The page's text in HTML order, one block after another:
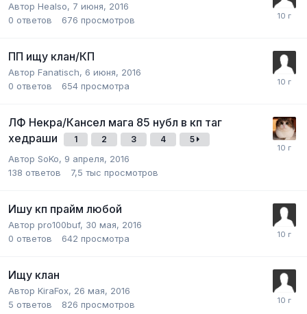
Автор Healso, 7 июня, 2016
0 ответов 676 просмотров
ПП ищу клан/КП
Автор Fanatisch, 6 июня, 2016
0 ответов 654 просмотра
ЛФ Некра/Кансел мага 85 нубл в кп таг
хедраши
1 2 3 4 5
Автор SoKo, 9 апреля, 2016
138 ответов 7,5 тыс просмотров
Ишу кп прайм любой
Автор pro100buf, 30 мая, 2016
0 ответов 642 просмотра
Ищу клан
Автор KiraFox, 26 мая, 2016
5 ответов 826 просмотров